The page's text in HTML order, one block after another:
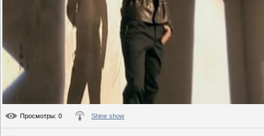
Просмотры: 0 Shine show